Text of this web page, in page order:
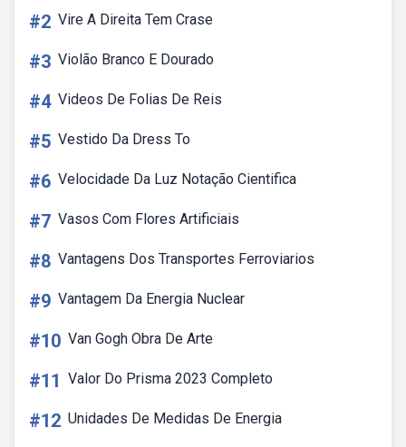
#2 Vire A Direita Tem Crase
#3 Violão Branco E Dourado
#4 Videos De Folias De Reis
#5 Vestido Da Dress To
#6 Velocidade Da Luz Notação Cientifica
#7 Vasos Com Flores Artificiais
#8 Vantagens Dos Transportes Ferroviarios
#9 Vantagem Da Energia Nuclear
#10 Van Gogh Obra De Arte
#11 Valor Do Prisma 2023 Completo
#12 Unidades De Medidas De Energia